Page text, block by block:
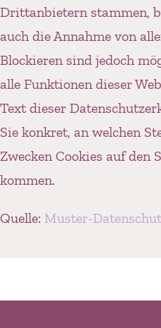
Drittanbietern stammen,
auch die Annahme von
Blockieren sind jedoch
alle Funktionen dieser
Text dieser
Sie konkret, an welchen
Zwecken Cookies auf den
kommen.
Quelle: Muster-